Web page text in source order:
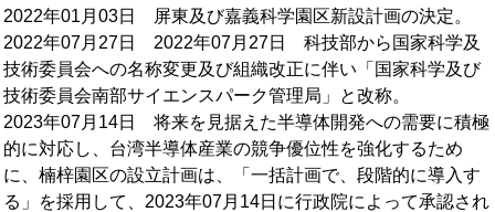
2022年01月03日 屏東及び嘉義科学園区新設計画の決定。
2022年07月27日 2022年07月27日 科技部から国家科学及
技術委員会への名称変更及び組織改正に伴い「国家科学及び
技術委員会南部サイエンスパーク管理局」と改称。
2023年07月14日 将来を見据えた半導体開発への需要に積極
的に対応し、台湾半導体産業の競争優位性を強化するため
に、楠梓園区の設立計画は、「一括計画で、段階的に導入す
る」を採用して、2023年07月14日に行政院によって承認され